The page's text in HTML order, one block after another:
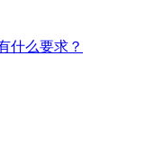
什么要求？